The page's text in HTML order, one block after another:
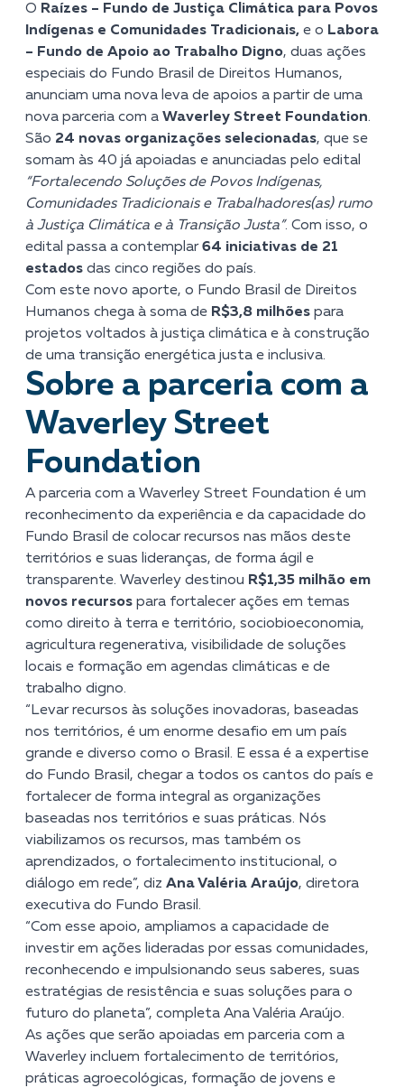
O Raízes – Fundo de Justiça Climática para Povos
Indígenas e Comunidades Tradicionais, e o Labora
– Fundo de Apoio ao Trabalho Digno, duas ações
especiais do Fundo Brasil de Direitos Humanos,
anunciam uma nova leva de apoios a partir de uma
nova parceria com a Waverley Street Foundation.
São 24 novas organizações selecionadas, que se
somam às 40 já apoiadas e anunciadas pelo edital
“Fortalecendo Soluções de Povos Indígenas,
Comunidades Tradicionais e Trabalhadores(as) rumo
à Justiça Climática e à Transição Justa”. Com isso, o
edital passa a contemplar64 iniciativas de 21
estados das cinco regiões do país.
Com este novo aporte, o Fundo Brasil de Direitos
Humanos chega à soma de R$3,8 milhões para
projetos voltados à justiça climática e à construção
de uma transição energética justa e inclusiva.
Sobre a parceria com a
Waverley Street
Foundation
A parceria com a Waverley Street Foundation é um
reconhecimento da experiência e da capacidade do
Fundo Brasil de colocar recursos nas mãos deste
territórios e suas lideranças, de forma ágil e
transparente. Waverley destinou R$1,35 milhão em
novos recursos para fortalecer ações em temas
como direito à terra e território, sociobioeconomia,
agricultura regenerativa, visibilidade de soluções
locais e formação em agendas climáticas e de
trabalho digno.
“Levar recursos às soluções inovadoras, baseadas
nos territórios, é um enorme desafio em um país
grande e diverso como o Brasil. E essa é a expertise
do Fundo Brasil, chegar a todos os cantos do país e
fortalecer de forma integral as organizações
baseadas nos territórios e suas práticas. Nós
viabilizamos os recursos, mas também os
aprendizados, o fortalecimento institucional, o
diálogo em rede”, diz Ana Valéria Araújo, diretora
executiva do Fundo Brasil.
“Com esse apoio, ampliamos a capacidade de
investir em ações lideradas por essas comunidades,
reconhecendo e impulsionando seus saberes, suas
estratégias de resistência e suas soluções para o
futuro do planeta”, completa Ana Valéria Araújo.
As ações que serão apoiadas em parceria com a
Waverley incluem fortalecimento de territórios,
práticas agroecológicas, formação de jovens e